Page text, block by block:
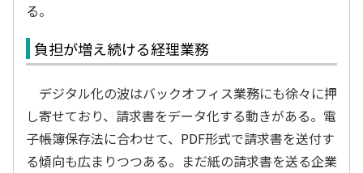
る。
負担が増え続ける経理業務
デジタル化の波はバックオフィス業務にも徐々に押
し寄せており、請求書をデータ化する動きがある。電
子帳簿保存法に合わせて、PDF形式で請求書を送付す
る傾向も広まりつつある。まだ紙の請求書を送る企業